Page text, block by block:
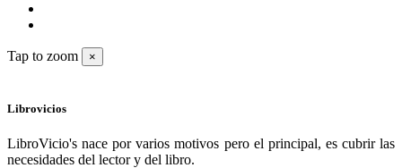
Tap to zoom ×
Librovicios
LibroVicio's nace por varios motivos pero el principal, es cubrir las
necesidades del lector y del libro.